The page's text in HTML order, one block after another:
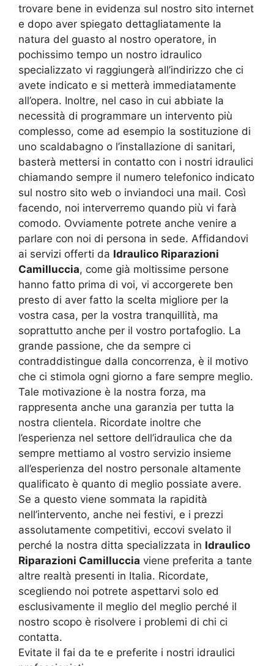
trovare bene in evidenza sul nostro sito internet
e dopo aver spiegato dettagliatamente la
natura del guasto al nostro operatore, in
pochissimo tempo un nostro idraulico
specializzato vi raggiungerà all’indirizzo che ci
avete indicato e si metterà immediatamente
all’opera. Inoltre, nel caso in cui abbiate la
necessità di programmare un intervento più
complesso, come ad esempio la sostituzione di
uno scaldabagno o l’installazione di sanitari,
basterà mettersi in contatto con i nostri idraulici
chiamando sempre il numero telefonico indicato
sul nostro sito web o inviandoci una mail. Così
facendo, noi interverremo quando più vi farà
comodo. Ovviamente potrete anche venire a
parlare con noi di persona in sede. Affidandovi
ai servizi offerti da Idraulico Riparazioni
Camilluccia, come già moltissime persone
hanno fatto prima di voi, vi accorgerete ben
presto di aver fatto la scelta migliore per la
vostra casa, per la vostra tranquillità, ma
soprattutto anche per il vostro portafoglio. La
grande passione, che da sempre ci
contraddistingue dalla concorrenza, è il motivo
che ci stimola ogni giorno a fare sempre meglio.
Tale motivazione è la nostra forza, ma
rappresenta anche una garanzia per tutta la
nostra clientela. Ricordate inoltre che
l’esperienza nel settore dell’idraulica che da
sempre mettiamo al vostro servizio insieme
all’esperienza del nostro personale altamente
qualificato è quanto di meglio possiate avere.
Se a questo viene sommata la rapidità
nell’intervento, anche nei festivi, e i prezzi
assolutamente competitivi, eccovi svelato il
perché la nostra ditta specializzata in Idraulico
Riparazioni Camilluccia viene preferita a tante
altre realtà presenti in Italia. Ricordate,
scegliendo noi potrete aspettarvi solo ed
esclusivamente il meglio del meglio perché il
nostro scopo è risolvere i problemi di chi ci
contatta.
Evitate il fai da te e preferite i nostri idraulici